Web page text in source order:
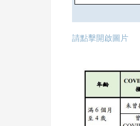
請點擊開啟圖片